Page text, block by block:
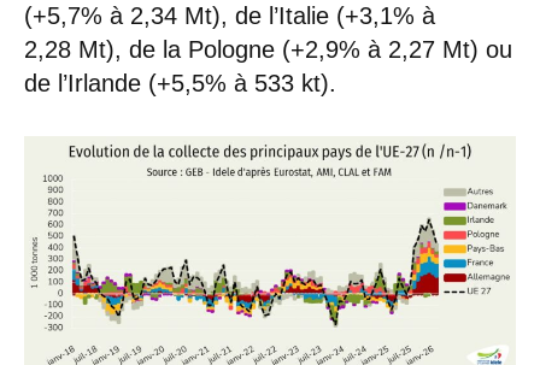
(+5,7% à 2,34 Mt), de l’Italie (+3,1% à
2,28 Mt), de la Pologne (+2,9% à 2,27 Mt) ou
de l’Irlande (+5,5% à 533 kt).